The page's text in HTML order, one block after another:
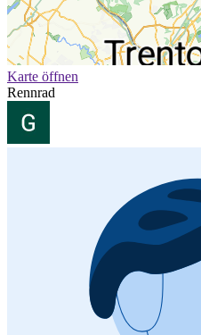
Karte öffnen
Rennrad